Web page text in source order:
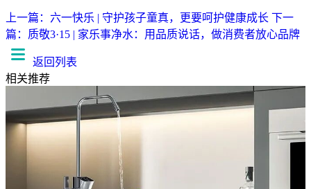
上一篇：六一快乐 | 守护孩子童真，更要呵护健康成长 下一
篇：质敬3·15 | 家乐事净水：用品质说话，做消费者放心品牌
返回列表
相关推荐